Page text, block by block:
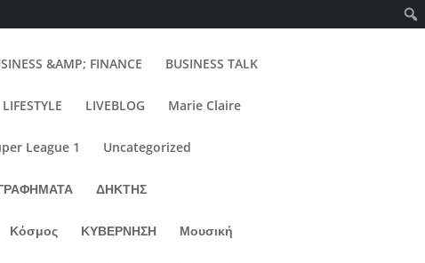
&AMP; FINANCE BUSINESS TALK
LIFESTYLE LIVEBLOG Marie Claire
League 1 Uncategorized
ΔΗΚΤΗΣ
Κόσμος ΚΥΒΕΡΝΗΣΗ Μουσική